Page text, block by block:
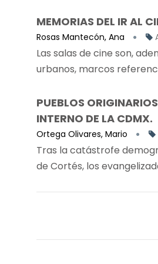
MEMORIAS DEL IR AL
Rosas Mantecón, Ana
Las salas de cine son,
urbanos, marcos
PUEBLOS
INTERNO DE LA CDMX.
Ortega Olivares, Mario
Tras la catástrofe
de Cortés, los